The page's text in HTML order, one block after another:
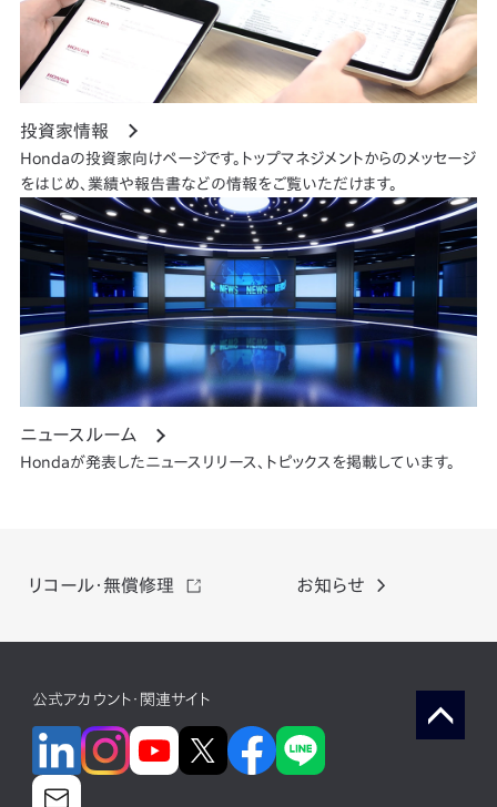
投資家情報
Hondaの投資家向けページです。トップマネジメントからのメッセージ
をはじめ、業績や報告書などの情報をご覧いただけます。
ニュースルーム
Hondaが発表したニュースリリース、トピックスを掲載しています。
リコール・無償修理 お知らせ
公式アカウント・関連サイト